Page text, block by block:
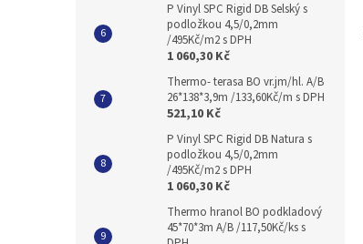
P Vinyl SPC Rigid DB Selský s
podložkou 4,5/0,2mm
/495Kč/m2 s DPH
1 060,30 Kč
Thermo- terasa BO vr.jm/hl. A/B
26*138*3,9m /133,60Kč/m s DPH
521,10 Kč
P Vinyl SPC Rigid DB Natura s
podložkou 4,5/0,2mm
/495Kč/m2 s DPH
1 060,30 Kč
Thermo hranol BO podkladový
45*70*3m A/B /117,50Kč/ks s